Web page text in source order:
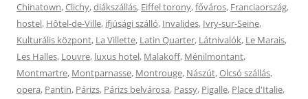
Chinatown,Clichy,diákszállás, Eiffel torony,főváros, Franciaország,
hostel, Hôtel-de-Ville, ifjúsági szálló, Invalides, Ivry-sur-Seine,
Kulturális központ, La Villette, Latin Quarter, Látnivalók, Le Marais,
Les Halles, Louvre, luxus hotel, Malakoff, Ménilmontant,
Montmartre, Montparnasse, Montrouge, Nászút,Olcsó szállás,
opera, Pantin, Párizs, Párizs belvárosa, Passy, Pigalle, Place d'Italie,